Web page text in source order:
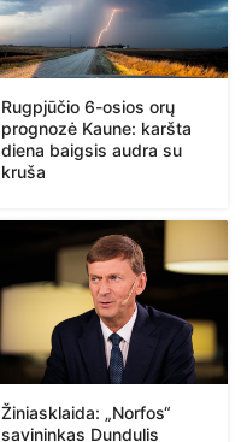
Rugpjūčio 6-osios orų
prognozė Kaune: karšta
diena baigsis audra su
kruša
Žiniasklaida: „Norfos“
savininkas Dundulis